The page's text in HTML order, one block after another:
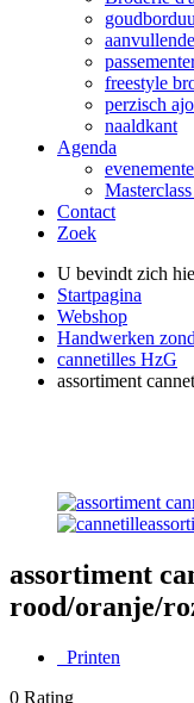
freestyle
perzisch
naaldkant
Agenda
Contact
Zoek
U bevindt zich
Startpagina
Webshop
Handwerken
cannetilles HzG
assortiment
assortiment
rood/oranje/
Printen
0 Rating